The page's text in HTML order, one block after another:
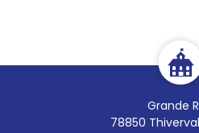
Grande
78850